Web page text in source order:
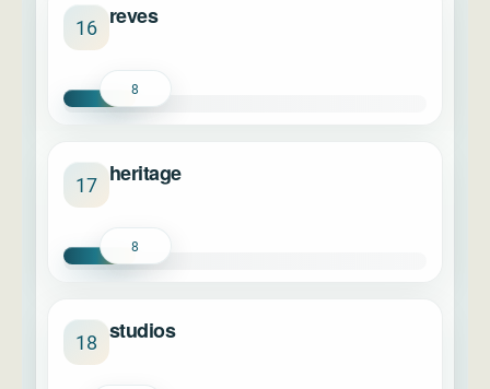
16 reves
8
17 heritage
8
18 studios